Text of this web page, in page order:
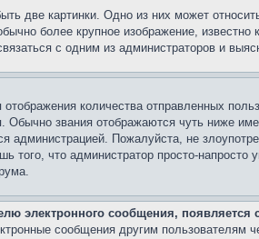
две картинки. Одно из них может
более крупное изображение,
с одним из администраторов и
количества отправленных
Обычно звания отображаются чуть ниже
администрацией. Пожалуйста, не
того, что администратор просто-
электронного сообщения, появляется
сообщения другим